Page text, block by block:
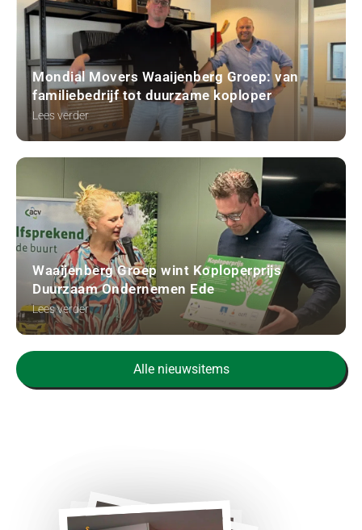
Mondial Movers Waaijenberg Groep: van
familiebedrijf tot duurzame koploper
Lees verder
Waaijenberg Groep wint Koploperprijs
Duurzaam Ondernemen Ede
Lees verder
Alle nieuwsitems